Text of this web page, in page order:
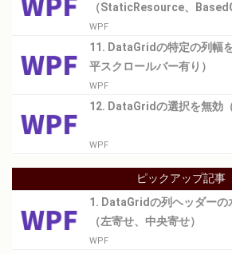
（StaticResource、
WPF
11. DataGridの特定の列幅
平スクロールバー有り）
WPF
12. DataGridの選択を無効
WPF
ピックアップ記事
1. DataGridの列ヘッダーの
（左寄せ、中央寄せ）
WPF